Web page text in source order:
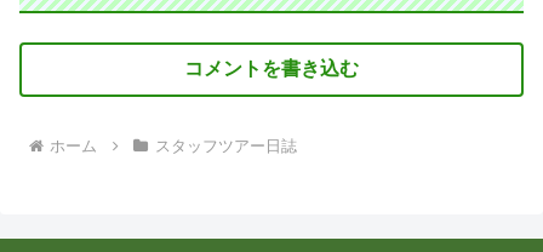
コメントを書き込む
ホーム スタッフツアー日誌